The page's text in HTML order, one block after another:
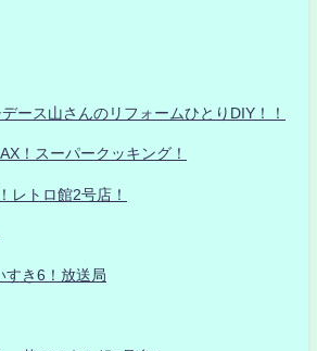
ース山さんのリフォームひとりDIY！！
！スーパークッキング！
レトロ館2号店！
すき6！放送局